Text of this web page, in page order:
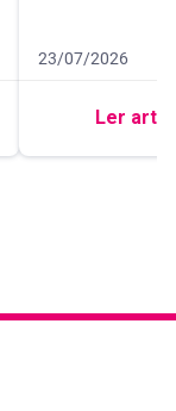
Data de
23/07/2026
8 minutos de
Ler